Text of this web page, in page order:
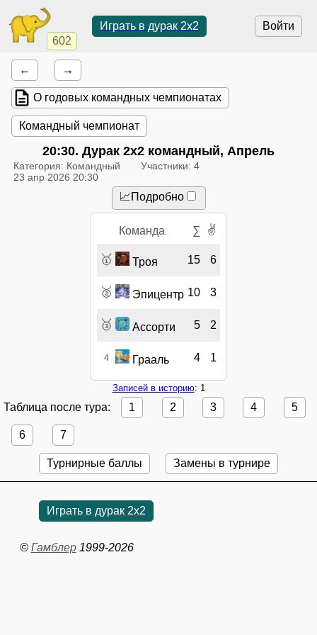
602
Войти
Играть в дурак 2х2
← →
О годовых командных чемпионатах
Командный чемпионат
20:30. Дурак 2х2 командный, Апрель
Категория: Командный
Участники: 4
23 апр 2026 20:30
📈Подробно
Команда ∑ ✌
🥇 Троя 15 6
🥈 Эпицентр 10 3
🥉 Ассорти 5 2
4 Грааль 4 1
Записей в историю: 1
Таблица после тура: 1 2 3 4 5
6 7
Турнирные баллы Замены в турнире
Играть в дурак 2х2
© Гамблер1999-2026